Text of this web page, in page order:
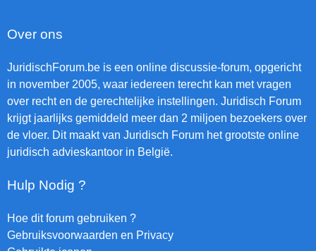
Over ons
JuridischForum.be is een online discussie-forum, opgericht
in november 2005, waar iedereen terecht kan met vragen
over recht en de gerechtelijke instellingen. Juridisch Forum
krijgt jaarlijks gemiddeld meer dan 2 miljoen bezoekers over
de vloer. Dit maakt van Juridisch Forum het grootste online
juridisch advieskantoor in België.
Hulp Nodig ?
Hoe dit forum gebruiken ?
Gebruiksvoorwaarden en Privacy